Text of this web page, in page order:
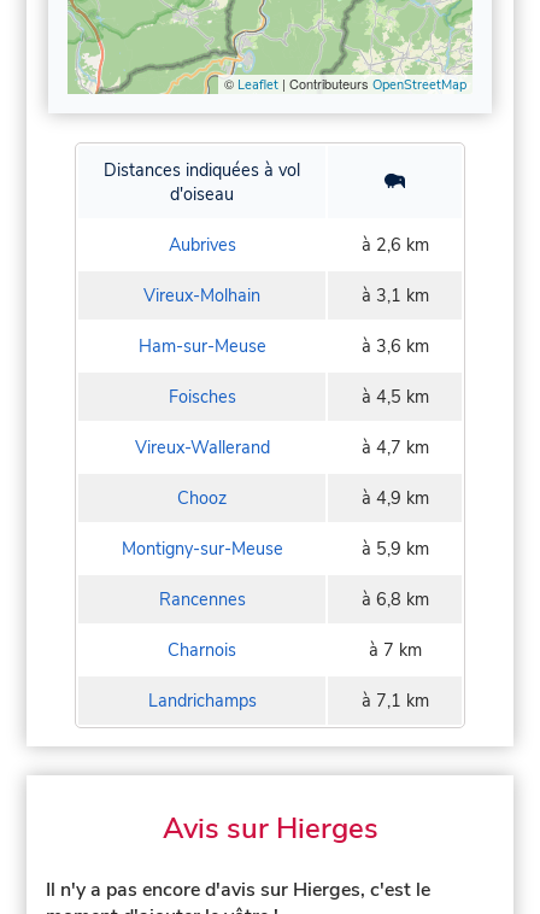
© Leaflet| Contributeurs OpenStreetMap
Distances indiquées à vol
d'oiseau
Aubrives à 2,6 km
Vireux-Molhain à 3,1 km
Ham-sur-Meuse à 3,6 km
Foisches à 4,5 km
Vireux-Wallerand à 4,7 km
Chooz à 4,9 km
Montigny-sur-Meuse à 5,9 km
Rancennes à 6,8 km
Charnois à 7 km
Landrichamps à 7,1 km
Avis sur Hierges
Il n'y a pas encore d'avis sur Hierges, c'est le